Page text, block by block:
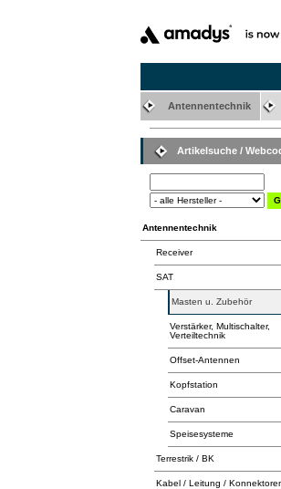
Antennentechnik
Artikelsuche /
Antennentechnik
Receiver
SAT
Masten u. Zubehör
Verstärker, Multischalter,
Verteiltechnik
Offset-Antennen
Kopfstation
Caravan
Speisesysteme
Terrestrik / BK
Kabel / Leitung /